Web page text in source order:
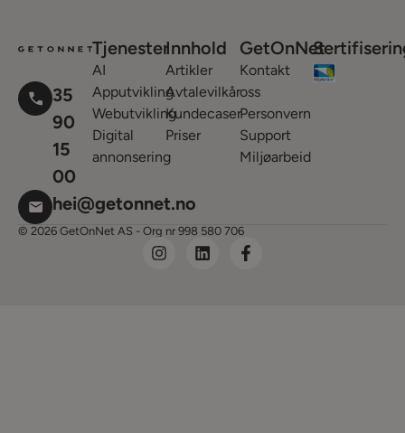
35
90
15
00
hei@getonnet.no
Tjenester
AI
Apputvikling
Webutvikling
Digital
annonsering
Innhold
Artikler
Avtalevilkår
Kundecaser
Priser
GetOnNet
Kontakt
oss
Personvern
Support
Miljøarbeid
© 2026 GetOnNet AS - Org nr 998 580 706